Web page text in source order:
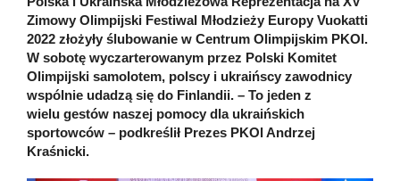
Zimowy Olimpijski Festiwal Młodzieży Europy Vuokatti
2022 złożyły ślubowanie w Centrum Olimpijskim PKOl.
W sobotę wyczarterowanym przez Polski Komitet
Olimpijski samolotem, polscy i ukraińscy zawodnicy
wspólnie udadzą się do Finlandii. – To jeden z
wielu gestów naszej pomocy dla ukraińskich
sportowców – podkreślił Prezes PKOl Andrzej
Kraśnicki.